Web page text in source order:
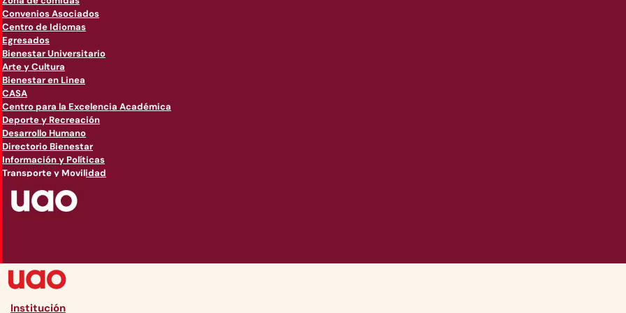
Convenios Asociados
Centro de Idiomas
Egresados
Bienestar Universitario
Arte y Cultura
Bienestar en Linea
CASA
Centro para la Excelencia Académica
Deporte y Recreación
Desarrollo Humano
Directorio Bienestar
Información y Políticas
Transporte y Movilidad
Institución